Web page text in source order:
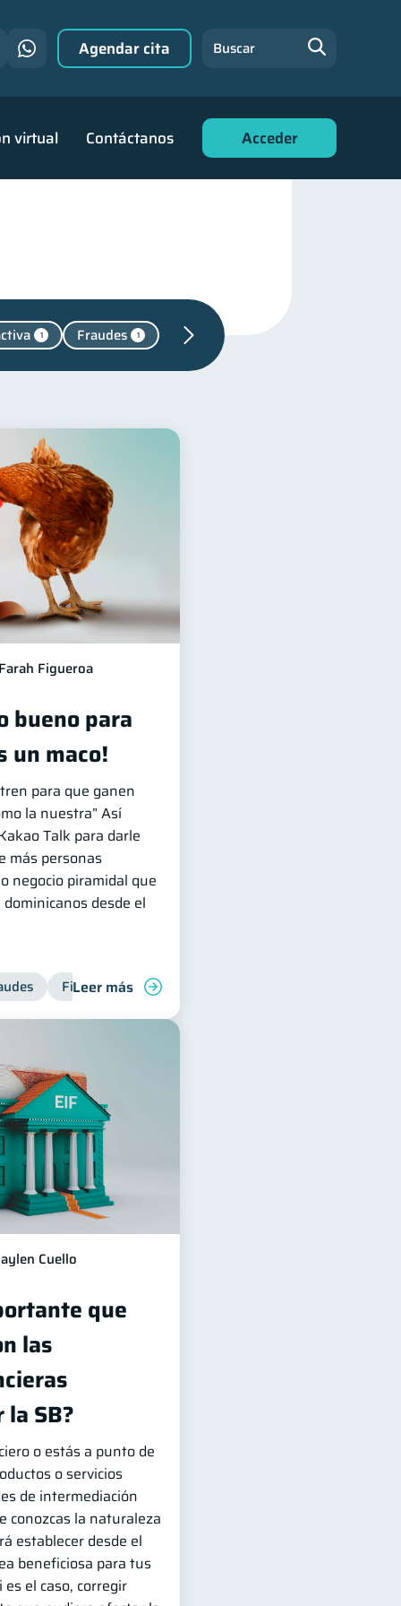
virtual Contáctanos Acceder
Agendar cita Buscar
1 Fraudes 1
Préstamos
5
2
1
Farah Figueroa
bueno para
un maco!
para que ganen
la nuestra” Así
Talk para darle
más personas
negocio piramidal que
desde el
Finanzas personales
Leer más
Cuello
que
las
SB?
o estás a punto de
o servicios
de intermediación
conozcas la naturaleza
establecer desde el
beneficiosa para tus
el caso, corregir